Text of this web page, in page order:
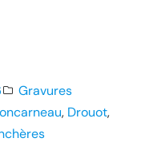
Gravures
, Drouot,